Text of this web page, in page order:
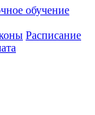
обучение
Расписание